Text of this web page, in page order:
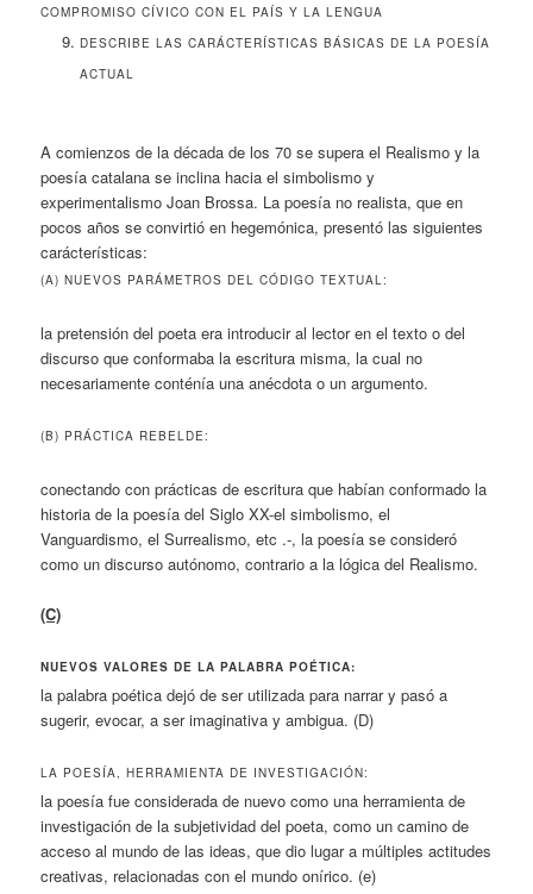
COMPROMISO CÍVICO CON EL PAÍS Y LA LENGUA
DESCRIBE LAS CARÁCTERÍSTICAS BÁSICAS DE LA POESÍA
ACTUAL
A comienzos de la década de los 70 se supera el Realismo y la
poesía catalana se inclina hacia el simbolismo y
experimentalismo Joan Brossa. La poesía no realista, que en
pocos años se convirtió en hegemónica, presentó las siguientes
carácterísticas:
(A) NUEVOS PARÁMETROS DEL CÓDIGO TEXTUAL:
la pretensión del poeta era introducir al lector en el texto o del
discurso que conformaba la escritura misma, la cual no
necesariamente conténía una anécdota o un argumento.
(B) PRÁCTICA REBELDE:
conectando con prácticas de escritura que habían conformado la
historia de la poesía del Siglo XX-el simbolismo, el
Vanguardismo, el Surrealismo, etc .-, la poesía se consideró
como un discurso autónomo, contrario a la lógica del Realismo.
(C)
NUEVOS VALORES DE LA PALABRA POÉTICA:
la palabra poética dejó de ser utilizada para narrar y pasó a
sugerir, evocar, a ser imaginativa y ambigua. (D)
LA POESÍA, HERRAMIENTA DE INVESTIGACIÓN:
la poesía fue considerada de nuevo como una herramienta de
investigación de la subjetividad del poeta, como un camino de
acceso al mundo de las ideas, que dio lugar a múltiples actitudes
creativas, relacionadas con el mundo onírico. (e)